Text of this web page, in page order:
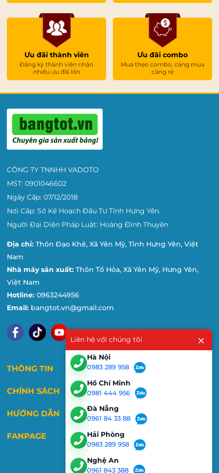
Ưu đãi thành viên
Đăng ký thành viên nhận
nhiều ưu đãi lớn
Ưu đãi combo
Mua theo combo, càng mua
càng rẻ
CÔNG TY TNNHH VADOTO
MST: 0901046602
Ngày Cấp: 07/12/2018
Nơi Cấp: Sở Kế Hoạch Đầu Tư Tỉnh Hưng Yên.
Người Đại Diện Pháp Luật: Hoàng Đình Thuyên
Địa chỉ: Thôn Đạo Khê, Xã Yên Mỹ, Tỉnh Hưng Yên, Việt
Nam
Nhà máy sản xuất: Thôn Tổ Hỏa, Xã Yên Mỹ, Hưng Yên,
Việt Nam
Hotline: 0963244956
Email: bangtot.vn@gmail.com
THÔNG TIN
CHÍNH SÁCH
HƯỚNG DẪN
FANPAGE
Liên hệ với chúng tôi
Hà Nội
0983 289 958
Hồ Chí Minh
0981 444 956
Đà Nẵng
0961 84 33 88
Hải Phòng
0983 289 958
Nghệ An
0961 843 388